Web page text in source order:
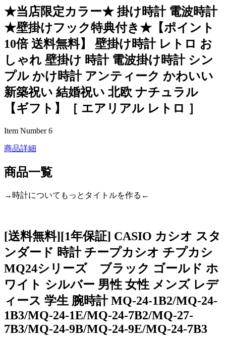
★当店限定カラー★ 掛け時計 電波時計
★壁掛けフック特典付き★【ポイント
10倍 送料無料】 壁掛け時計 レトロ お
しゃれ 壁掛け 時計 電波掛け時計 シン
プル かけ時計 アンティーク かわいい
新築祝い 結婚祝い 北欧 ナチュラル
【ギフト】［ エアリアル レトロ ］
Item Number 6
商品詳細
商品一覧
→時計についてもっとタイトルを作る←
[送料無料][1年保証] CASIO カシオ スタ
ンダード 時計 チープカシオ チプカシ
MQ24シリーズ ブラック ゴールド ホ
ワイト シルバー 男性 女性 メンズ レデ
ィース 学生 腕時計 MQ-24-1B2/MQ-24-
1B3/MQ-24-1E/MQ-24-7B2/MQ-27-
7B3/MQ-24-9B/MQ-24-9E/MQ-24-7B3